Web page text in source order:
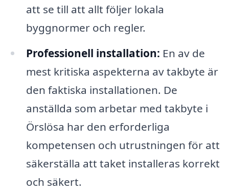
att se till att allt följer lokala
byggnormer och regler.
Professionell installation: En av de
mest kritiska aspekterna av takbyte är
den faktiska installationen. De
anställda som arbetar med takbyte i
Örslösa har den erforderliga
kompetensen och utrustningen för att
säkerställa att taket installeras korrekt
och säkert.